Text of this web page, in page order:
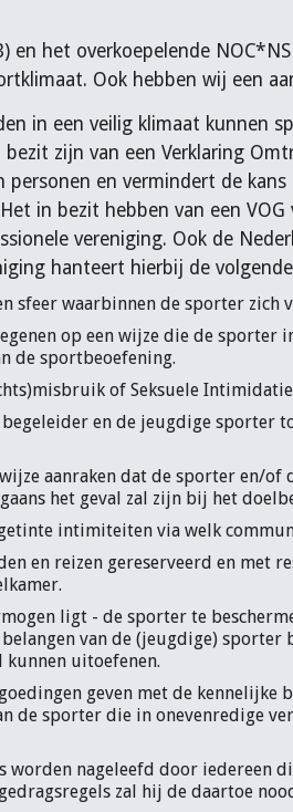
het overkoepelende
Ook hebben wij een
in een veilig klimaat kunnen
zijn van een Verklaring
en vermindert de
in bezit hebben van een
vereniging. Ook de
hanteert hierbij de
sfeer waarbinnen de sporter zich
op een wijze die de
de sportbeoefening.
of Seksuele
begeleider en de jeugdige
aanraken dat de sporter en/
het geval zal zijn bij het
intimiteiten via welk
en reizen gereserveerd en met
ligt - de sporter te
van de (jeugdige)
kunnen uitoefenen.
geven met de kennelijke
de sporter die in onevenredige
worden nageleefd door
zal hij de daartoe